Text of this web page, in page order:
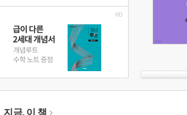
지금, 이 책